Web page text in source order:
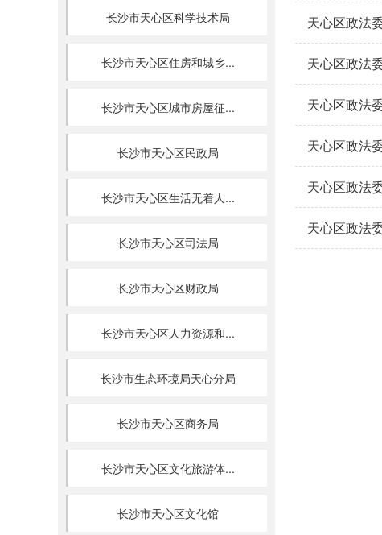
长沙市天心区科学技术局
长沙市天心区住房和城乡...
长沙市天心区城市房屋征...
长沙市天心区民政局
长沙市天心区生活无着人...
长沙市天心区司法局
长沙市天心区财政局
长沙市天心区人力资源和...
长沙市生态环境局天心分局
长沙市天心区商务局
长沙市天心区文化旅游体...
长沙市天心区文化馆
天心区政法
天心区政法
天心区政法
天心区政法
天心区政法
天心区政法